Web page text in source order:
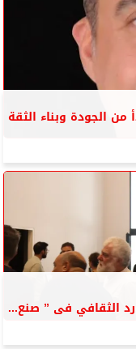
من الجودة وبناء الثقة
الثقافي فى ” صنع...